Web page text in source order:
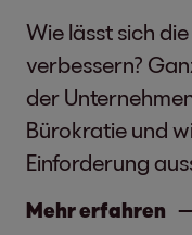
Wie lässt sich
verbessern?
der
Bürokratie und
Einforderung
Mehr erfahren